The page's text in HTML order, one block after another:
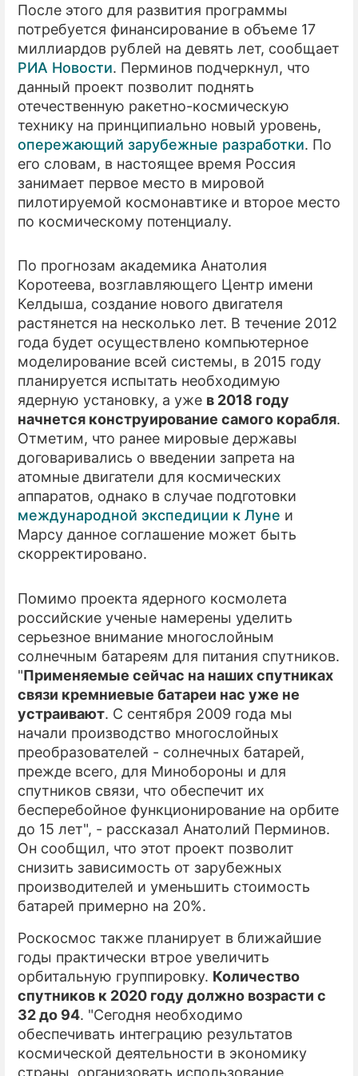
После этого для развития программы
потребуется финансирование в объеме 17
миллиардов рублей на девять лет, сообщает
РИА Новости. Перминов подчеркнул, что
данный проект позволит поднять
отечественную ракетно-космическую
технику на принципиально новый уровень,
опережающий зарубежные разработки. По
его словам, в настоящее время Россия
занимает первое место в мировой
пилотируемой космонавтике и второе место
по космическому потенциалу.
По прогнозам академика Анатолия
Коротеева, возглавляющего Центр имени
Келдыша, создание нового двигателя
растянется на несколько лет. В течение 2012
года будет осуществлено компьютерное
моделирование всей системы, в 2015 году
планируется испытать необходимую
ядерную установку, а уже в 2018 году
начнется конструирование самого корабля.
Отметим, что ранее мировые державы
договаривались о введении запрета на
атомные двигатели для космических
аппаратов, однако в случае подготовки
международной экспедиции к Луне и
Марсу данное соглашение может быть
скорректировано.
Помимо проекта ядерного космолета
российские ученые намерены уделить
серьезное внимание многослойным
солнечным батареям для питания спутников.
"Применяемые сейчас на наших спутниках
связи кремниевые батареи нас уже не
устраивают. С сентября 2009 года мы
начали производство многослойных
преобразователей - солнечных батарей,
прежде всего, для Минобороны и для
спутников связи, что обеспечит их
бесперебойное функционирование на орбите
до 15 лет", - рассказал Анатолий Перминов.
Он сообщил, что этот проект позволит
снизить зависимость от зарубежных
производителей и уменьшить стоимость
батарей примерно на 20%.
Роскосмос также планирует в ближайшие
годы практически втрое увеличить
орбитальную группировку. Количество
спутников к 2020 году должно возрасти с
32 до 94. "Сегодня необходимо
обеспечивать интеграцию результатов
космической деятельности в экономику
страны, организовать использование